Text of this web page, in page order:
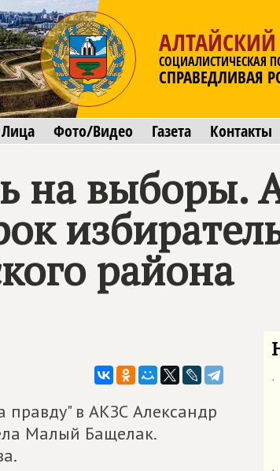
СОЦИАЛИСТИЧЕСКАЯ
СПРАВЕДЛИВАЯ
Лица Фото/Видео Газета Контакты
на выборы.
района
в АКЗС Александр
Малый Бащелак.
˙